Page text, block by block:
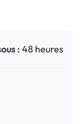
: 48 heures